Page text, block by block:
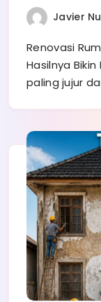
Javier
Renovasi
Hasilnya
paling jujur